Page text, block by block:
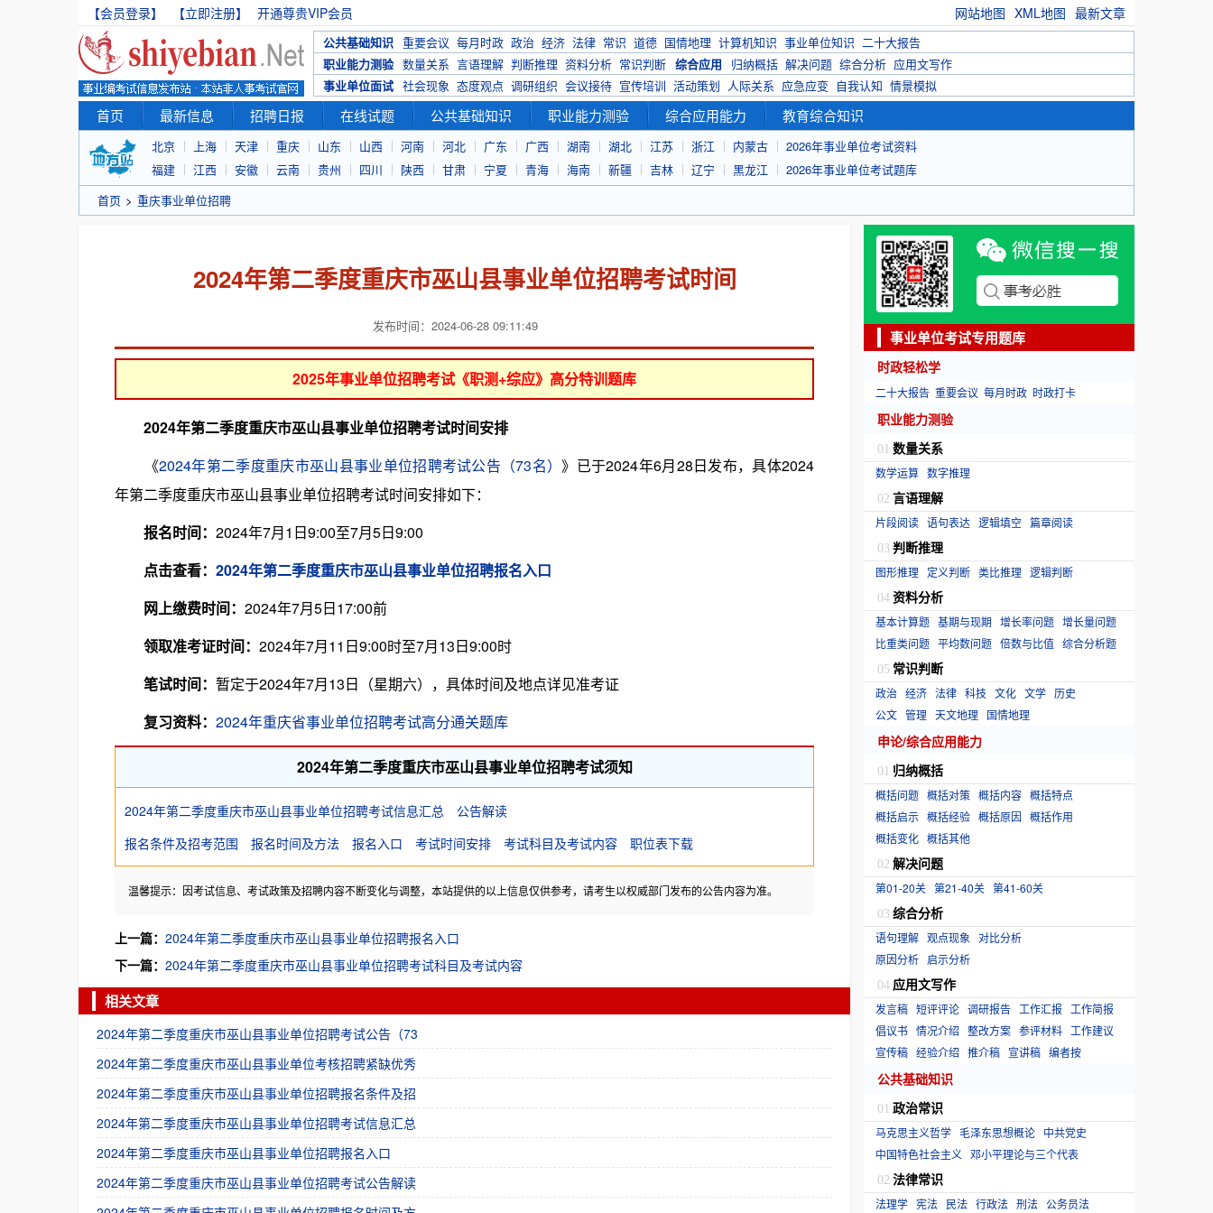
【会员登录】 【立即注册】 开通尊贵VIP会员 网站地图 XML地图 最新文章
公共基础知识 重要会议 每月时政 政治 经济 法律 常识 道德 国情地理 计算机知识 事业单位知识 二十大报告
职业能力测验 数量关系 言语理解 判断推理 资料分析 常识判断 综合应用 归纳概括 解决问题 综合分析 应用文写作
事业单位面试 社会现象 态度观点 调研组织 会议接待 宣传培训 活动策划 人际关系 应急应变 自我认知 情景模拟
首页 最新信息 招聘日报 在线试题 公共基础知识 职业能力测验 综合应用能力 教育综合知识
北京 上海 天津 重庆 山东 山西 河南 河北 广东 广西 湖南 湖北 江苏 浙江 内蒙古
2026年事业单位考试资料
福建
江西 安徽 云南 贵州 四川 陕西 甘肃 宁夏 青海 海南 新疆 吉林 辽宁 黑龙江
2026年事业单位考试题库
首页 > 重庆事业单位招聘
2024年第二季度重庆市巫山县事业单位招聘考试时间
发布时间：2024-06-28 09:11:49
2025年事业单位招聘考试《职测+综应》高分特训题库
2024年第二季度重庆市巫山县事业单位招聘考试时间安排
《2024年第二季度重庆市巫山县事业单位招聘考试公告（73名）》已于2024年6月28日发布，具体2024
年第二季度重庆市巫山县事业单位招聘考试时间安排如下：
报名时间： 2024年7月1日9:00至7月5日9:00
点击查看： 2024年第二季度重庆市巫山县事业单位招聘报名入口
网上缴费时间： 2024年7月5日17:00前
领取准考证时间： 2024年7月11日9:00时至7月13日9:00时
笔试时间： 暂定于2024年7月13日（星期六），具体时间及地点详见准考证
复习资料： 2024年重庆省事业单位招聘考试高分通关题库
2024年第二季度重庆市巫山县事业单位招聘考试须知
2024年第二季度重庆市巫山县事业单位招聘考试信息汇总
公告解读
报名条件及招考范围
报名时间及方法 报名入口 考试时间安排 考试科目及考试内容 职位表下载
温馨提示：因考试信息、考试政策及招聘内容不断变化与调整，本站提供的以上信息仅供参考，请考生以权威部门发布的公告内容为准。
上一篇： 2024年第二季度重庆市巫山县事业单位招聘报名入口
下一篇： 2024年第二季度重庆市巫山县事业单位招聘考试科目及考试内容
相关文章
2024年第二季度重庆市巫山县事业单位招聘考试公告（73
2024年第二季度重庆市巫山县事业单位考核招聘紧缺优秀
2024年第二季度重庆市巫山县事业单位招聘报名条件及招
2024年第二季度重庆市巫山县事业单位招聘考试信息汇总
2024年第二季度重庆市巫山县事业单位招聘报名入口
2024年第二季度重庆市巫山县事业单位招聘考试公告解读
事业单位考试专用题库
时政轻松学
二十大报告 重要会议 每月时政 时政打卡
职业能力测验
01 数量关系
数学运算 数字推理
02 言语理解
片段阅读 语句表达 逻辑填空 篇章阅读
03 判断推理
图形推理 定义判断 类比推理 逻辑判断
04 资料分析
基本计算题 基期与现期 增长率问题 增长量问题
比重类问题 平均数问题 倍数与比值 综合分析题
05 常识判断
政治 经济 法律 科技 文化 文学 历史
公文 管理 天文地理 国情地理
申论/综合应用能力
01 归纳概括
概括问题 概括对策 概括内容 概括特点
概括启示 概括经验 概括原因 概括作用
概括变化 概括其他
02 解决问题
第01-20关 第21-40关 第41-60关
03 综合分析
语句理解 观点现象 对比分析
原因分析 启示分析
04 应用文写作
发言稿 短评评论 调研报告 工作汇报
工作简报
倡议书 情况介绍 整改方案 参评材料 工作建议
宣传稿 经验介绍 推介稿 宣讲稿 编者按
公共基础知识
01 政治常识
马克思主义哲学 毛泽东思想概论 中共党史
中国特色社会主义 邓小平理论与三个代表
02 法律常识
法理学 宪法 民法 行政法 刑法 公务员法